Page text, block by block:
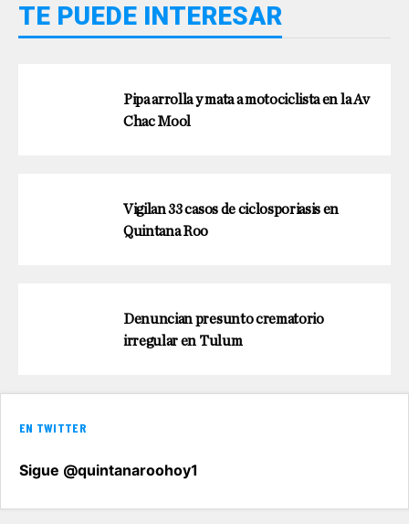
TE PUEDE INTERESAR
Pipa arrolla y mata a motociclista en la Av
Chac Mool
Vigilan 33 casos de ciclosporiasis en
Quintana Roo
Denuncian presunto crematorio
irregular en Tulum
EN TWITTER
Sigue @quintanaroohoy1